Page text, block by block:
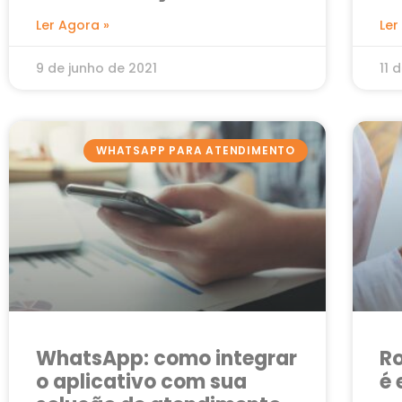
sucesso em seu negócio
Ler Agora »
9 de junho de 2021 11
WHATSAPP PARA ATENDIMENTO
WhatsApp: como integrar
o aplicativo com sua
é